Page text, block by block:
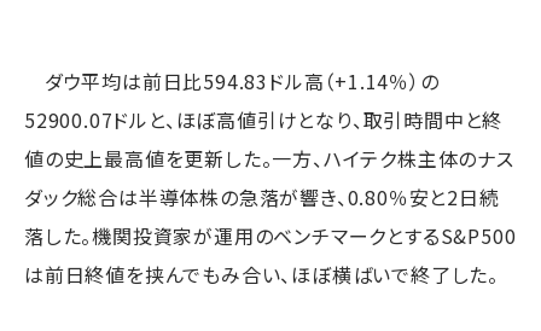
ダウ平均は前日比594.83ドル高（+1.14％）の
52900.07ドルと、ほぼ高値引けとなり、取引時間中と終
値の史上最高値を更新した。一方、ハイテク株主体のナス
ダック総合は半導体株の急落が響き、0.80％安と2日続
落した。機関投資家が運用のベンチマークとするS&P500
は前日終値を挟んでもみ合い、ほぼ横ばいで終了した。